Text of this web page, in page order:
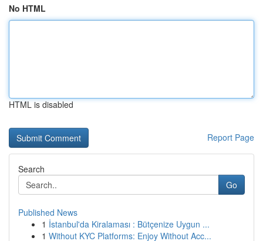
No HTML
HTML is disabled
Report Page
Search
Go
Published News
1 İstanbul'da Kiralaması : Bütçenize Uygun ...
1 Without KYC Platforms: Enjoy Without Acc...